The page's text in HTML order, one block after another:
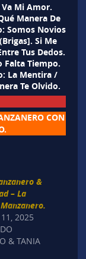
Va Mi Amor.
Manera De
Somos Novios
Si Me
Tus Dedos.
Falta Tiempo.
La Mentira /
Te Olvido.
CON
&
– La
2025
& TANIA